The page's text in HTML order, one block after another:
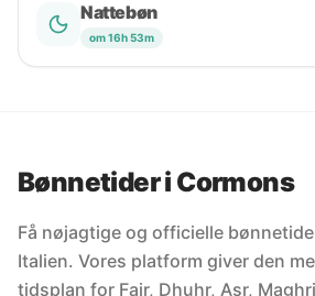
Nattebøn
om 16h 53m
Bønnetider i Cormons
Få nøjagtige og officielle
Italien. Vores platform giver den
tidsplan for Fajr, Dhuhr, Asr,